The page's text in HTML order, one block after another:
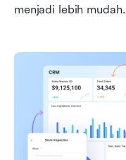
menjadi lebih mudah.